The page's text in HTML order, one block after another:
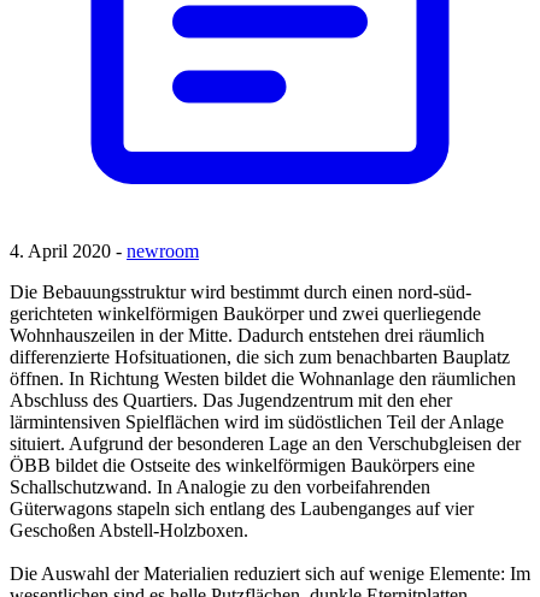
4. April 2020 - newroom
Die Bebauungsstruktur wird bestimmt durch einen nord-süd-
gerichteten winkelförmigen Baukörper und zwei querliegende
Wohnhauszeilen in der Mitte. Dadurch entstehen drei räumlich
differenzierte Hofsituationen, die sich zum benachbarten Bauplatz
öffnen. In Richtung Westen bildet die Wohnanlage den räumlichen
Abschluss des Quartiers. Das Jugendzentrum mit den eher
lärmintensiven Spielflächen wird im südöstlichen Teil der Anlage
situiert. Aufgrund der besonderen Lage an den Verschubgleisen der
ÖBB bildet die Ostseite des winkelförmigen Baukörpers eine
Schallschutzwand. In Analogie zu den vorbeifahrenden
Güterwagons stapeln sich entlang des Laubenganges auf vier
Geschoßen Abstell-Holzboxen.
Die Auswahl der Materialien reduziert sich auf wenige Elemente: Im